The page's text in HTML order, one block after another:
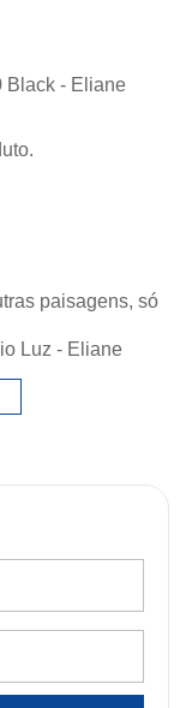
Black - Eliane
paisagens, só
Luz - Eliane